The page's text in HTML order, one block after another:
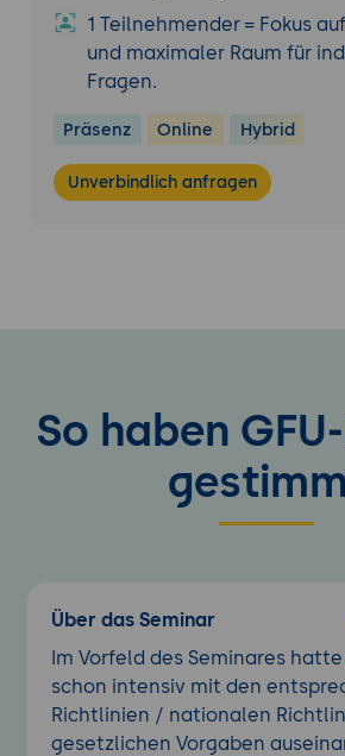
1 Teilnehmender = Fokus
und maximaler Raum für
Fragen.
Präsenz Online Hybrid
Unverbindlich anfragen
So haben
Über das Seminar
Im Vorfeld des Seminares
schon intensiv mit den
Richtlinien / nationalen
gesetzlichen Vorgaben